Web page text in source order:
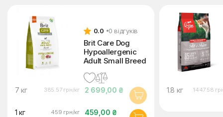
0.0 0 відгуків
Brit Care Dog
Hypoallergenic
Adult Small Breed
2 699,00 ₴
7 кг 385.57 грн/кг
459,00 ₴
1 кг 459 грн/кг
1.8 кг 1447.58